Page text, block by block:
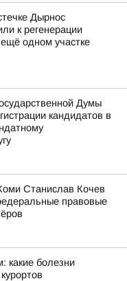
Дырнос
к регенерации
одном участке
Думы
кандидатов в
Станислав Кочев
правовые
какие болезни